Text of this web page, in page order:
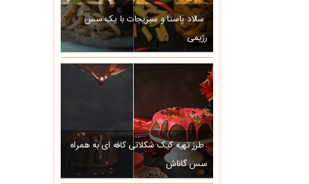
سالاد پاستا و سبزیجات با یک سس
رژیمی
طرز تهیه کیک شکلاتی کافه ای به همراه
سس گاناش